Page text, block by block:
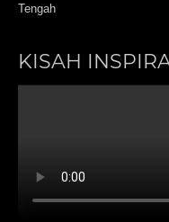
Tengah
KISAH